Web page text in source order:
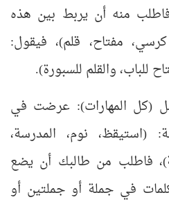
منه أن يربط بين هذه
مفتاح، قلم)، فيقول:
للباب، والقلم للسبورة).
(كل المهارات): عرضت في
(استيقظ، نوم، المدرسة،
فاطلب من طالبك أن يضع
في جملة أو جملتين أو